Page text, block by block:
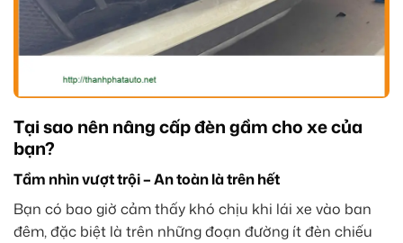
Tại sao nên nâng cấp đèn gầm cho xe của
bạn?
Tầm nhìn vượt trội – An toàn là trên hết
Bạn có bao giờ cảm thấy khó chịu khi lái xe vào ban
đêm, đặc biệt là trên những đoạn đường ít đèn chiếu